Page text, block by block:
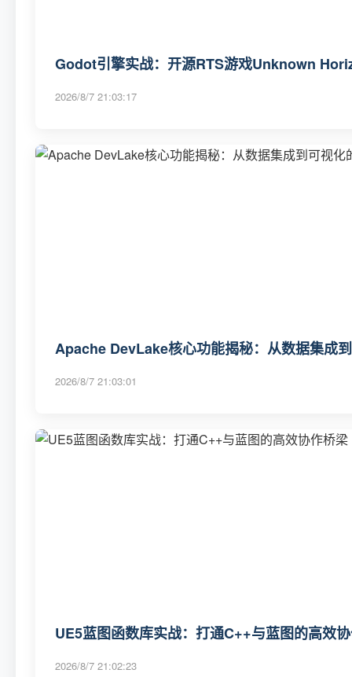
Godot引擎实战：开源RTS游戏Unknown
2026/8/7 21:03:17
Apache DevLake核心功能揭秘：从数据集成
2026/8/7 21:03:01
UE5蓝图函数库实战：打通C++与蓝图的高效
2026/8/7 21:02:23